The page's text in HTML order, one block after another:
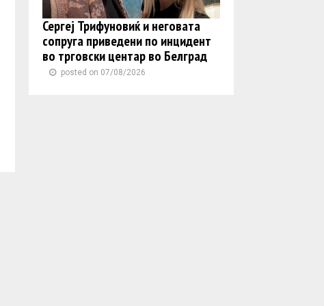
Сергеј Трифуновиќ и неговата
сопруга приведени по инцидент
во трговски центар во Белград
posted on 07/08/2026